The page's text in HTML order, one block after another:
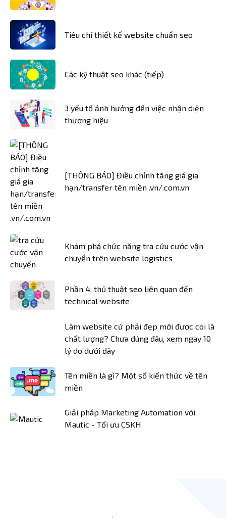
Tiêu chí thiết kế website chuẩn seo
Các kỹ thuật seo khác (tiếp)
3 yếu tố ảnh hưởng đến việc nhận diện
thương hiệu
[THÔNG BÁO] Điều chỉnh tăng giá gia
hạn/transfer tên miền .vn/.com.vn
Khám phá chức năng tra cứu cước vận
chuyển trên website logistics
Phần 4: thủ thuật seo liên quan đến
technical website
Làm website cứ phải đẹp mới được coi là
chất lượng? Chưa đúng đâu, xem ngay 10
lý do dưới đây
Tên miền là gì? Một số kiến thức về tên
miền
Giải pháp Marketing Automation với
Mautic - Tối ưu CSKH